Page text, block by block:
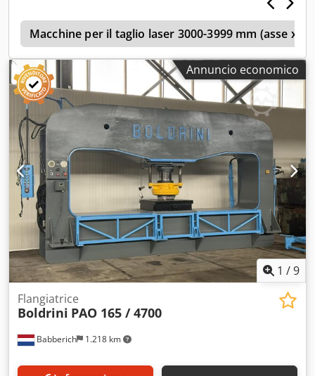
pezzo: 6.000 mm Spessore massimo della lamiera: 30 mm
(formatura a freddo) Anno di costruzione: 2002 Campo di
applicazione: Bordatura e formatura di calotte per fondi di
serbatoi, fondi di recipienti a pressione e fondi di cisterne.
Lunghezza della macchina: 12.400 mm Larghezza della
macchina: 2.800 mm Altezza della macchina: 5.100 mm
Peso: 42.000 kg Si prega di notare: le informazioni presenti
in questa pagina sono state fornite da noi, nel miglior
modo possibile e, laddove possibile, dal produttore. Le
informazioni vengono fornite in buona fede, ma non è
possibile garantire la loro accuratezza. Di conseguenza,
non costituiscono una garanzia o delle condizioni
contrattuali. Si consiglia di verificare tutti i dettagli
importanti.
Macchine per il taglio laser 3000-3999 mm (asse x)
Annuncio economico
1 /9
Babberich 1.218 km
Flangiatrice
Boldrini PAO 165 / 4700